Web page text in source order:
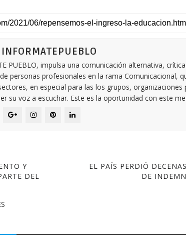
PUEBLO, impulsa una comunicación alternativa,
personas profesionales en la rama Comunicacional,
en especial para las los grupos, organizaciones
su voz a escuchar. Este es la oportunidad con este
Y
DEL
EL PAÍS PERDIÓ
DE